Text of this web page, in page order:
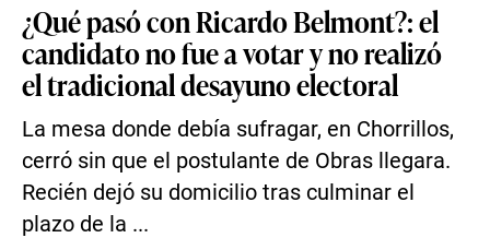
¿Qué pasó con Ricardo Belmont?: el
candidato no fue a votar y no realizó
el tradicional desayuno electoral
La mesa donde debía sufragar, en Chorrillos,
cerró sin que el postulante de Obras llegara.
Recién dejó su domicilio tras culminar el
plazo de la ...